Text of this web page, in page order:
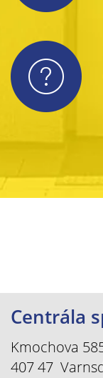
Centrála
Kmochova
407 47